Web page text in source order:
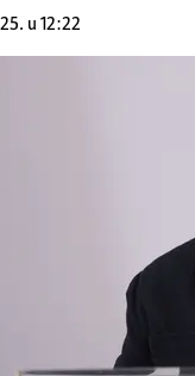
u 12:22